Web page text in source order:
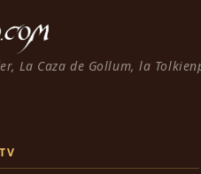
La Caza de Gollum, la